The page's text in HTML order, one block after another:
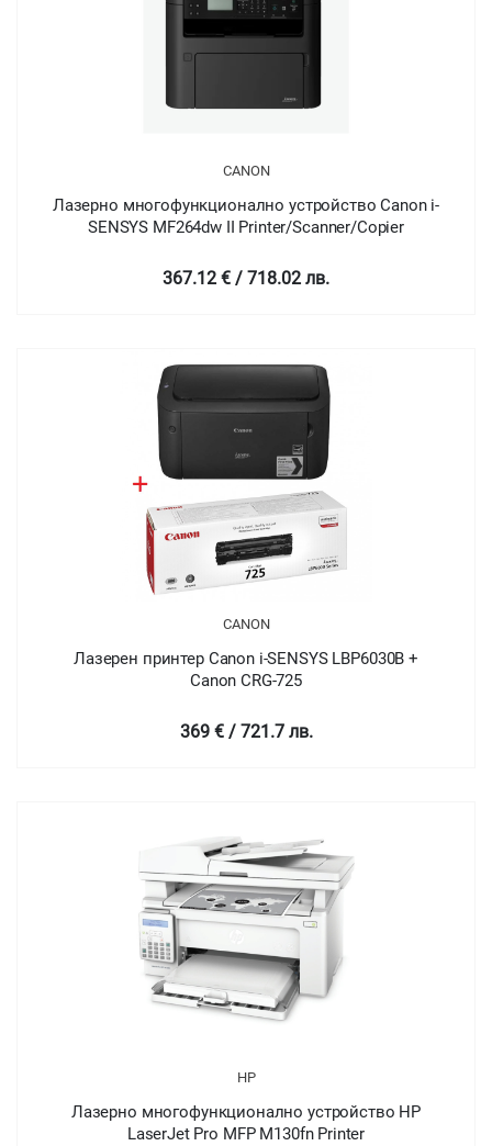
CANON
Лазерно многофункционално устройство Canon i-
SENSYS MF264dw II Printer/Scanner/Copier
367.12 € / 718.02 лв.
CANON
Лазерен принтер Canon i-SENSYS LBP6030B +
Canon CRG-725
369 € / 721.7 лв.
HP
Лазерно многофункционално устройство HP
LaserJet Pro MFP M130fn Printer